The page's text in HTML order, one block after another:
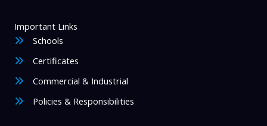
Important Links
Schools
Certificates
Commercial & Industrial
Policies & Responsibilities